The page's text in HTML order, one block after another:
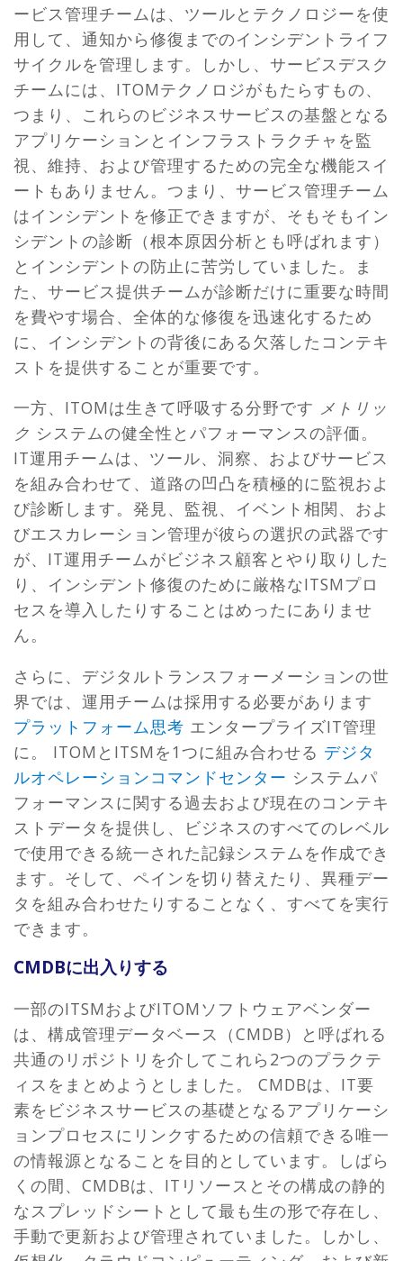
ービス管理チームは、ツールとテクノロジーを使
用して、通知から修復までのインシデントライフ
サイクルを管理します。しかし、サービスデスク
チームには、ITOMテクノロジがもたらすもの、
つまり、これらのビジネスサービスの基盤となる
アプリケーションとインフラストラクチャを監
視、維持、および管理するための完全な機能スイ
ートもありません。つまり、サービス管理チーム
はインシデントを修正できますが、そもそもイン
シデントの診断（根本原因分析とも呼ばれます）
とインシデントの防止に苦労していました。ま
た、サービス提供チームが診断だけに重要な時間
を費やす場合、全体的な修復を迅速化するため
に、インシデントの背後にある欠落したコンテキ
ストを提供することが重要です。
一方、ITOMは生きて呼吸する分野です メトリッ
ク システムの健全性とパフォーマンスの評価。
IT運用チームは、ツール、洞察、およびサービス
を組み合わせて、道路の凹凸を積極的に監視およ
び診断します。発見、監視、イベント相関、およ
びエスカレーション管理が彼らの選択の武器です
が、IT運用チームがビジネス顧客とやり取りした
り、インシデント修復のために厳格なITSMプロ
セスを導入したりすることはめったにありませ
ん。
さらに、デジタルトランスフォーメーションの世
界では、運用チームは採用する必要があります
プラットフォーム思考 エンタープライズIT管理
に。 ITOMとITSMを1つに組み合わせる デジタ
ルオペレーションコマンドセンター システムパ
フォーマンスに関する過去および現在のコンテキ
ストデータを提供し、ビジネスのすべてのレベル
で使用できる統一された記録システムを作成でき
ます。そして、ペインを切り替えたり、異種デー
タを組み合わせたりすることなく、すべてを実行
できます。
CMDBに出入りする
一部のITSMおよびITOMソフトウェアベンダー
は、構成管理データベース（CMDB）と呼ばれる
共通のリポジトリを介してこれら2つのプラクテ
ィスをまとめようとしました。 CMDBは、IT要
素をビジネスサービスの基礎となるアプリケーシ
ョンプロセスにリンクするための信頼できる唯一
の情報源となることを目的としています。しばら
くの間、CMDBは、ITリソースとその構成の静的
なスプレッドシートとして最も生の形で存在し、
手動で更新および管理されていました。しかし、